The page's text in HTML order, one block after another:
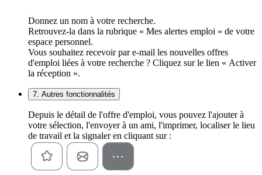
Donnez un nom à votre recherche.
Retrouvez-la dans la rubrique « Mes alertes emploi » de votre
espace personnel.
Vous souhaitez recevoir par e-mail les nouvelles offres
d'emploi liées à votre recherche ? Cliquez sur le lien « Activer
la réception ».
7. Autres fonctionnalités
Depuis le détail de l'offre d'emploi, vous pouvez l'ajouter à
votre sélection, l'envoyer à un ami, l'imprimer, localiser le lieu
de travail et la signaler en cliquant sur :